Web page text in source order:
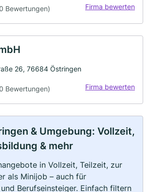
Bewertungen) Firma bewerten
26, 76684 Östringen
Bewertungen) Firma bewerten
& Umgebung: Vollzeit,
& mehr
in Vollzeit, Teilzeit, zur
als Minijob – auch für
Berufseinsteiger. Einfach filtern